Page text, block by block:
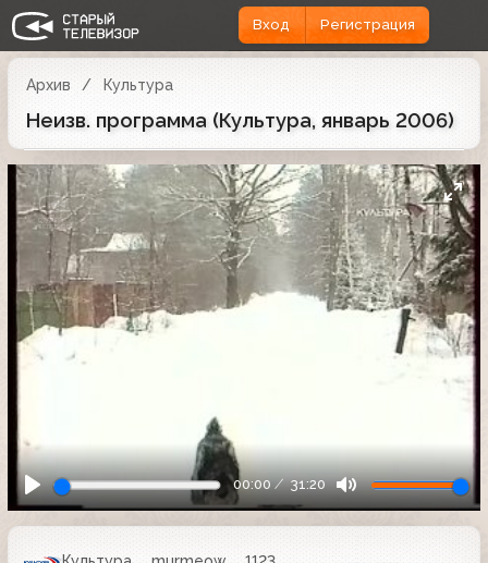
Вход Регистрация
Архив Культура
Неизв. программа (Культура, январь 2006)
00:00 31:20